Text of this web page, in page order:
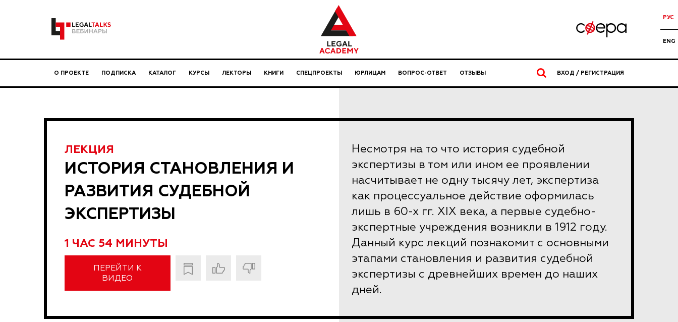
РУС
ENG
О ПРОЕКТЕ ПОДПИСКА КАТАЛОГ КУРСЫ ЛЕКТОРЫ КНИГИ СПЕЦПРОЕКТЫ ЮРЛИЦАМ ВОПРОС-ОТВЕТ ОТЗЫВЫ ВХОД / РЕГИСТРАЦИЯ
ЛЕКЦИЯ
ИСТОРИЯ СТАНОВЛЕНИЯ И
РАЗВИТИЯ СУДЕБНОЙ
ЭКСПЕРТИЗЫ
1 ЧАС 54 МИНУТЫ
ПЕРЕЙТИ К
ВИДЕО
Несмотря на то что история судебной
экспертизы в том или ином ее проявлении
насчитывает не одну тысячу лет, экспертиза
как процессуальное действие оформилась
лишь в 60-х гг. XIX века, а первые судебно-
экспертные учреждения возникли в 1912 году.
Данный курс лекций познакомит с основными
этапами становления и развития судебной
экспертизы с древнейших времен до наших
дней.